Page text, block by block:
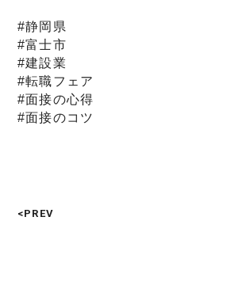
#静岡県
#富士市
#建設業
#転職フェア
#面接の心得
#面接のコツ
<PREV